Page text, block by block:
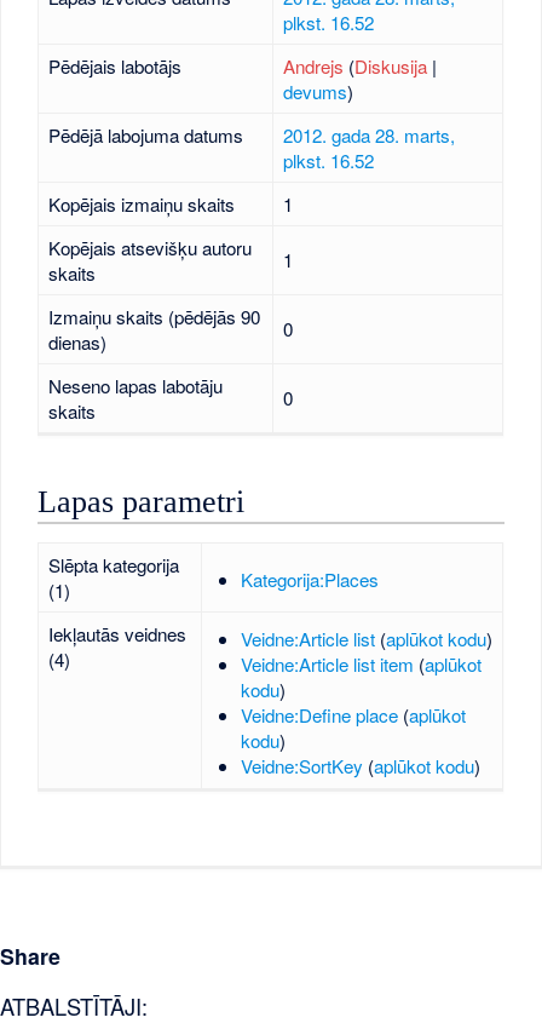
plkst. 16.52
Pēdējais labotājs
Andrejs (Diskusija|
devums)
Pēdējā labojuma datums
2012. gada 28. marts,
plkst. 16.52
Kopējais izmaiņu skaits
1
Kopējais atsevišķu autoru
skaits
1
Izmaiņu skaits (pēdējās 90
dienas)
0
Neseno lapas labotāju
skaits
0
Lapas parametri
Slēpta kategorija
(1)
Kategorija:Places
Iekļautās veidnes
(4)
Veidne:Article list (aplūkot kodu)
Veidne:Article list item (aplūkot
kodu)
Veidne:Define place (aplūkot
kodu)
Veidne:SortKey (aplūkot kodu)
Share
ATBALSTĪTĀJI: